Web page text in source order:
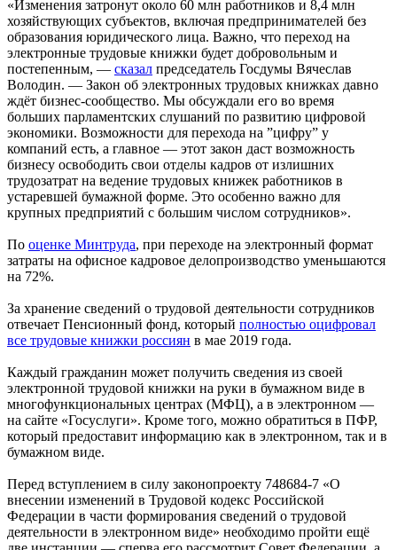
«Изменения затронут около 60 млн работников и 8,4 млн
хозяйствующих субъектов, включая предпринимателей без
образования юридического лица. Важно, что переход на
электронные трудовые книжки будет добровольным и
постепенным, — сказал председатель Госдумы Вячеслав
Володин. — Закон об электронных трудовых книжках давно
ждёт бизнес-сообщество. Мы обсуждали его во время
больших парламентских слушаний по развитию цифровой
экономики. Возможности для перехода на ”цифру” у
компаний есть, а главное — этот закон даст возможность
бизнесу освободить свои отделы кадров от излишних
трудозатрат на ведение трудовых книжек работников в
устаревшей бумажной форме. Это особенно важно для
крупных предприятий с большим числом сотрудников».
По оценке Минтруда, при переходе на электронный формат
затраты на офисное кадровое делопроизводство уменьшаются
на 72%.
За хранение сведений о трудовой деятельности сотрудников
отвечает Пенсионный фонд, который полностью оцифровал
все трудовые книжки россиян в мае 2019 года.
Каждый гражданин может получить сведения из своей
электронной трудовой книжки на руки в бумажном виде в
многофункциональных центрах (МФЦ), а в электронном —
на сайте «Госуслуги». Кроме того, можно обратиться в ПФР,
который предоставит информацию как в электронном, так и в
бумажном виде.
Перед вступлением в силу законопроекту 748684-7 «О
внесении изменений в Трудовой кодекс Российской
Федерации в части формирования сведений о трудовой
деятельности в электронном виде» необходимо пройти ещё